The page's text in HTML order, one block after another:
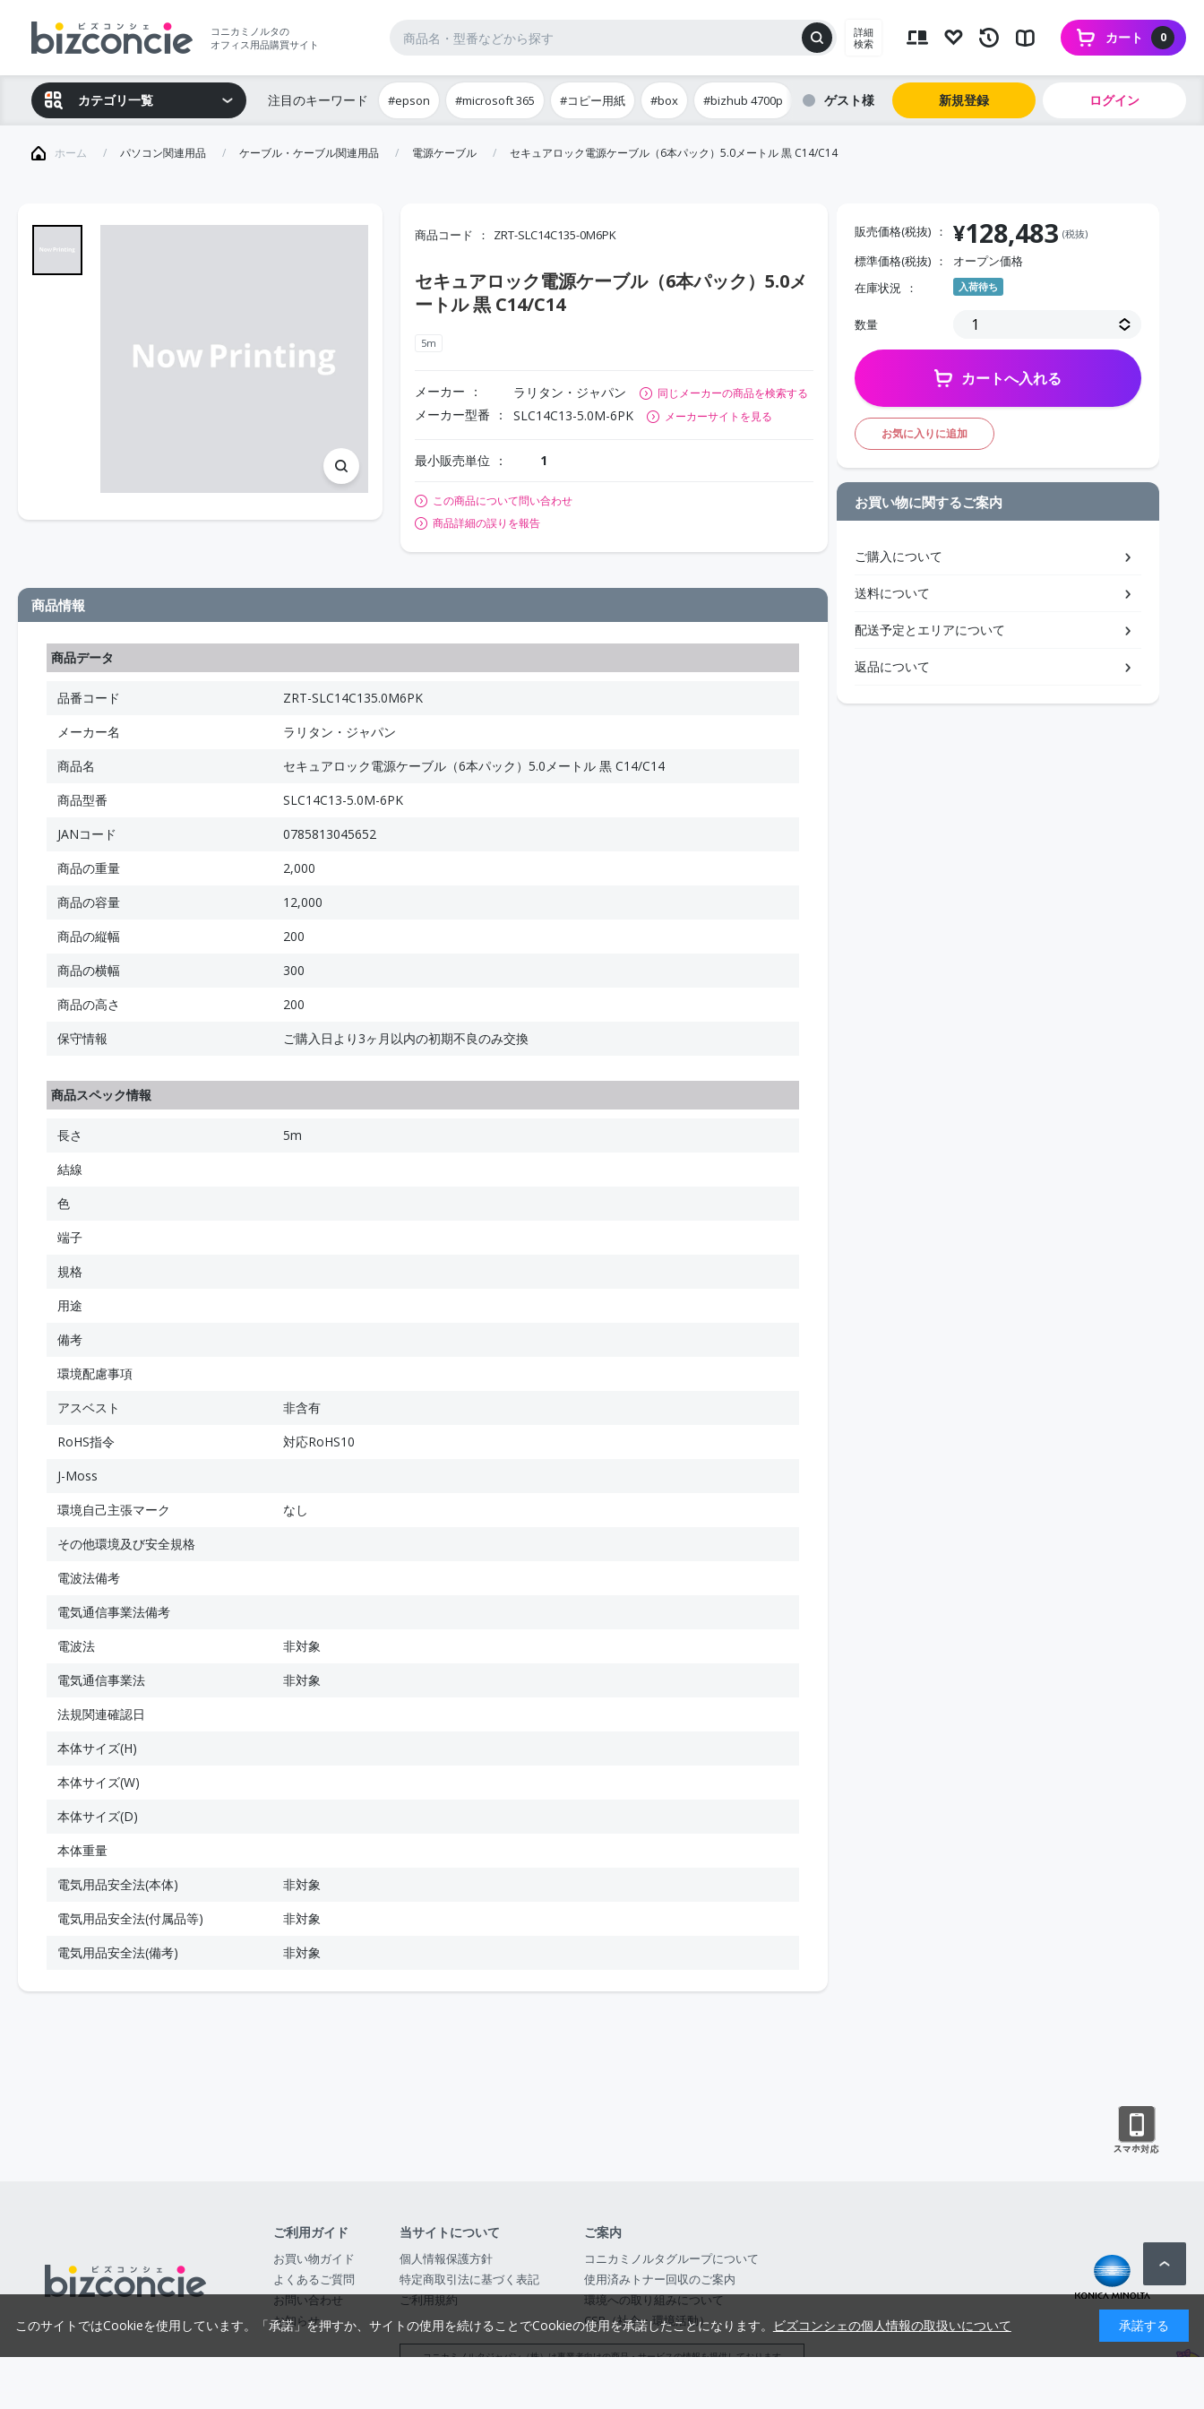
コニカミノルタの
オフィス用品購買サイト
詳細
検索
0
カート
カテゴリ一覧 注目のキーワード #epson #microsoft 365 #コピー用紙 #box #bizhub 4700p ゲスト 新規登録 ログイン
ホーム パソコン関連用品 ケーブル・ケーブル関連用品 電源ケーブル セキュアロック電源ケーブル（6本パック）5.0メートル 黒 C14/C14
商品コード ZRT-SLC14C135-0M6PK
セキュアロック電源ケーブル（6本パック）5.0メ
ートル 黒 C14/C14
5m
メーカー ラリタン・ジャパン 同じメーカーの商品を検索する
メーカー型番 SLC14C13-5.0M-6PK メーカーサイトを見る
最小販売単位 1
この商品について問い合わせ
商品詳細の誤りを報告
商品情報
商品データ
品番コード
ZRT-SLC14C135.0M6PK
メーカー名
ラリタン・ジャパン
商品名
セキュアロック電源ケーブル（6本パック）5.0メートル 黒 C14/C14
商品型番
SLC14C13-5.0M-6PK
JANコード
0785813045652
商品の重量
2,000
商品の容量
12,000
商品の縦幅
200
商品の横幅
300
商品の高さ
200
保守情報
ご購入日より3ヶ月以内の初期不良のみ交換
商品スペック情報
長さ
5m
結線
色
端子
規格
用途
備考
環境配慮事項
アスベスト
非含有
RoHS指令
対応RoHS10
J-Moss
環境自己主張マーク
なし
その他環境及び安全規格
電波法備考
電気通信事業法備考
電波法
非対象
電気通信事業法
非対象
法規関連確認日
本体サイズ(H)
本体サイズ(W)
本体サイズ(D)
本体重量
電気用品安全法(本体)
非対象
電気用品安全法(付属品等)
非対象
電気用品安全法(備考)
非対象
販売価格(税抜) ¥128,483 (税抜)
標準価格(税抜)
オープン価格
在庫状況
入荷待ち
数量
カートへ入れる
お気に入りに追加
お買い物に関するご案内
ご購入について
送料について
配送予定とエリアについて
返品について
ご利用ガイド
お買い物ガイド
よくあるご質問
お問い合わせ
お知らせ
当サイトについて
個人情報保護方針
特定商取引法に基づく表記
ご利用規約
ご案内
コニカミノルタグループについて
使用済みトナー回収のご案内
環境への取り組みについて
CSR（社会・環境活動）
コニカミノルタジャパン（株）は事業者向けの商品・サービスの情報を提供しております
このサイトではCookieを使用しています。「承諾」を押すか、サイトの使用を続けることでCookieの使用を承諾したことになります。 ビズコンシェの個人情報の取扱いについて 承諾する